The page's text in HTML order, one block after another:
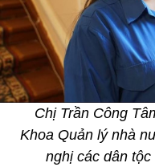
Chị Trần Công
Khoa Quản lý nhà
nghị các dân